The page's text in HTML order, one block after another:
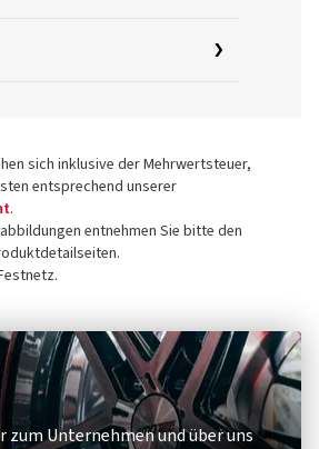
sich inklusive der Mehrwertsteuer,
entsprechend unserer
.
entnehmen Sie bitte den
zum Unternehmen und über uns